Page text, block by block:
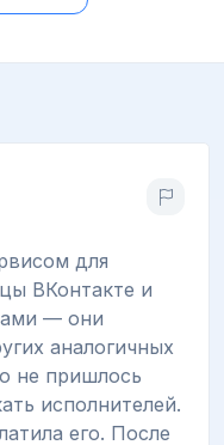
для
ВКонтакте и
— они
аналогичных
не пришлось
исполнителей.
его. После